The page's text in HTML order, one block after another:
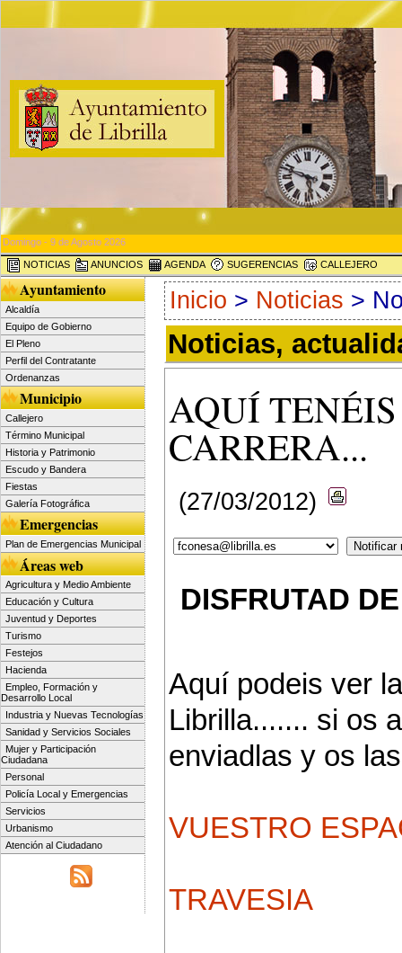
Domingo - 9 de Agosto 2026
NOTICIAS ANUNCIOS AGENDA SUGERENCIAS CALLEJERO
Ayuntamiento
Alcaldía
Equipo de Gobierno
El Pleno
Perfil del Contratante
Ordenanzas
Municipio
Callejero
Término Municipal
Historia y Patrimonio
Escudo y Bandera
Fiestas
Galería Fotográfica
Emergencias
Plan de Emergencias Municipal
Áreas web
Agricultura y Medio Ambiente
Educación y Cultura
Juventud y Deportes
Turismo
Festejos
Hacienda
Empleo, Formación y
Desarrollo Local
Industria y Nuevas Tecnologías
Sanidad y Servicios Sociales
Mujer y Participación
Ciudadana
Personal
Policía Local y Emergencias
Servicios
Urbanismo
Atención al Ciudadano
Inicio > Noticias >
Noticias,
AQUÍ
CARRERA...
(27/03/2012)
DISFRUTAD
Aquí podeis ver
Librilla....... si os
enviadlas y os
VUESTRO
TRAVESIA